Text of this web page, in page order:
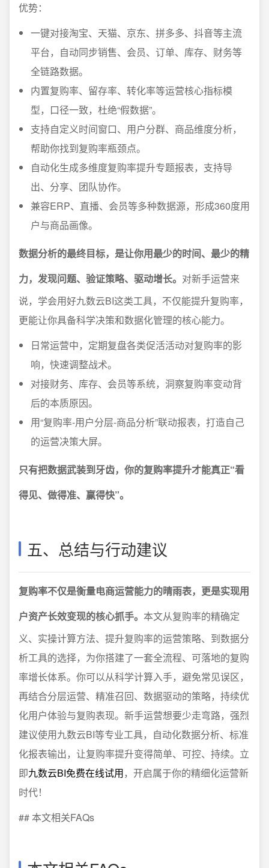
优势：
一键对接淘宝、天猫、京东、拼多多、抖音等主流
平台，自动同步销售、会员、订单、库存、财务等
全链路数据。
内置复购率、留存率、转化率等运营核心指标模
型，口径一致，杜绝“假数据”。
支持自定义时间窗口、用户分群、商品维度分析，
帮助你找到复购率瓶颈点。
自动化生成多维度复购率提升专题报表，支持导
出、分享、团队协作。
兼容ERP、直播、会员等多种数据源，形成360度用
户与商品画像。
数据分析的最终目标，是让你用最少的时间、最少的精
力，发现问题、验证策略、驱动增长。 对新手运营来
说，学会用好九数云BI这类工具，不仅能提升复购率，
更能让你具备科学决策和数据化管理的核心能力。
日常运营中，定期复盘各类促活活动对复购率的影
响，快速调整战术。
对接财务、库存、会员等系统，洞察复购率变动背
后的本质原因。
用“复购率-用户分层-商品分析”联动报表，打造自己
的运营决策大屏。
只有把数据武装到牙齿，你的复购率提升才能真正“看
得见、做得准、赢得快”。
五、总结与行动建议
复购率不仅是衡量电商运营能力的晴雨表，更是实现用
户资产长效变现的核心抓手。 本文从复购率的精确定
义、实操计算方法、提升复购率的运营策略、到数据分
析工具的选择，为你搭建了一套全流程、可落地的复购
率增长体系。你可以从科学计算入手，避免常见误区，
再结合分层运营、精准召回、数据驱动的策略，持续优
化用户体验与复购表现。新手运营想要少走弯路，强烈
建议使用九数云BI等专业工具，自动化数据分析、标准
化报表输出，让复购率提升变得简单、可控、持续。立
即九数云BI免费在线试用，开启属于你的精细化运营新
时代！
## 本文相关FAQs